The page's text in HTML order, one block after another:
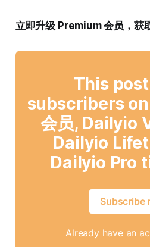
立即升级 Premium 会员，获
This
subscribers
会员, Dailyio
Dailyio
Dailyio Pro
Subscribe
Already have an